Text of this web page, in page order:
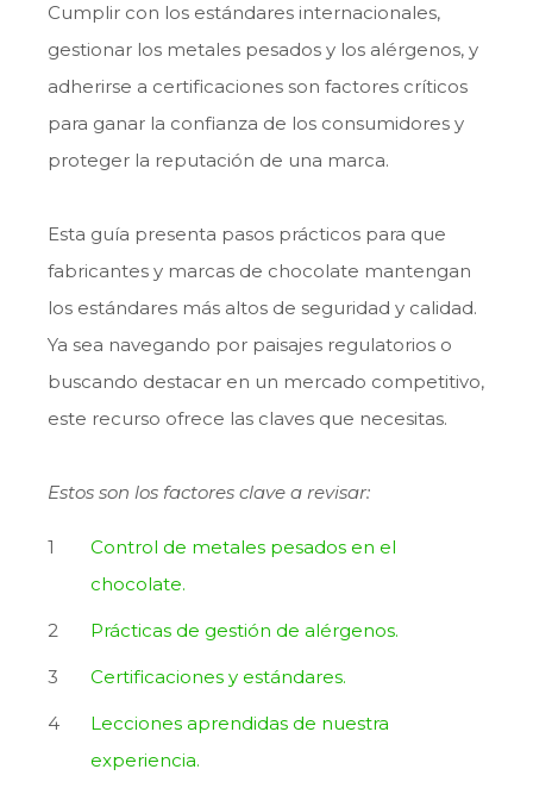
Cumplir con los estándares internacionales,
gestionar los metales pesados y los alérgenos, y
adherirse a certificaciones son factores críticos
para ganar la confianza de los consumidores y
proteger la reputación de una marca.
Esta guía presenta pasos prácticos para que
fabricantes y marcas de chocolate mantengan
los estándares más altos de seguridad y calidad.
Ya sea navegando por paisajes regulatorios o
buscando destacar en un mercado competitivo,
este recurso ofrece las claves que necesitas.
Estos son los factores clave a revisar:
Control de metales pesados en el
chocolate.
Prácticas de gestión de alérgenos.
Certificaciones y estándares.
Lecciones aprendidas de nuestra
experiencia.